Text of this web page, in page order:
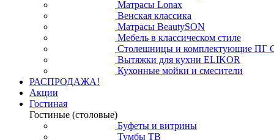
Матрасы Lonax
Венская классика
Матрасы BeautySON
Мебель в классическом стиле
Столешницы и комплектующие ПГ
Вытяжки для кухни ELIKOR
Кухонные мойки и смесители
РАСПРОДАЖА!
Акции
Гостиная
Гостиные (столовые)
Буфеты и витрины
Тумбы ТВ